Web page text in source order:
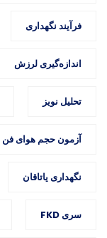
فرآیند نگهداری
اندازه‌گیری لرزش
تحلیل نویز
آزمون حجم هوای فن
نگهداری یاتاقان
سری FKD